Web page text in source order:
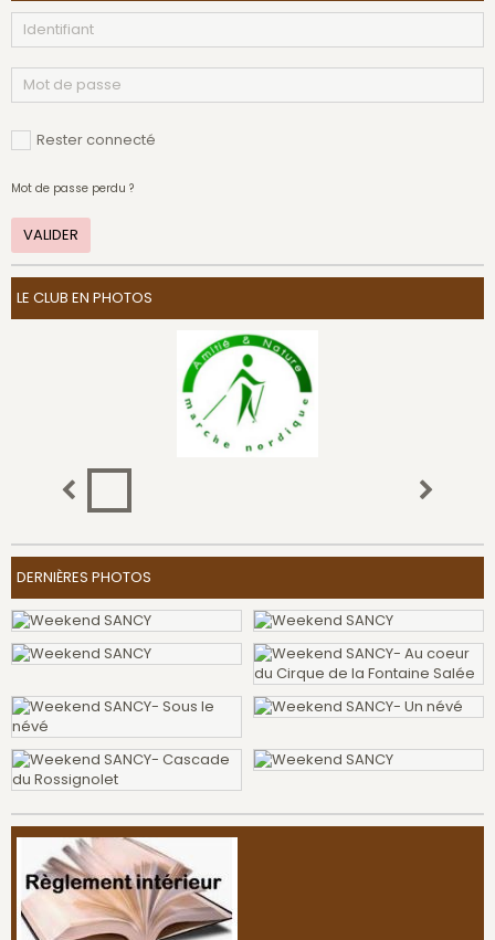
Rester connecté
Mot de passe perdu ?
VALIDER
LE CLUB EN PHOTOS
DERNIÈRES PHOTOS